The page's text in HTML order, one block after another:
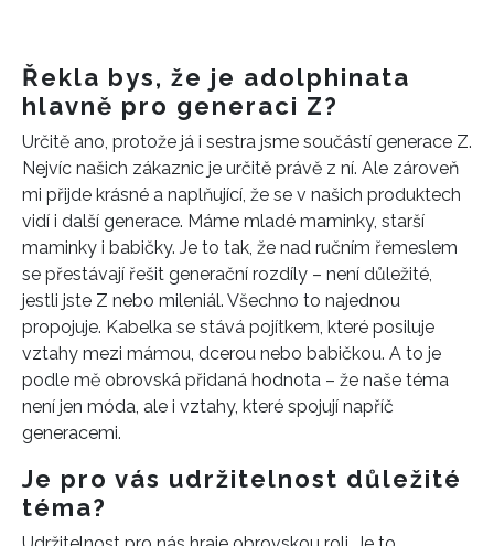
Řekla bys, že je adolphinata
hlavně pro generaci Z?
Určitě ano, protože já i sestra jsme součástí generace Z.
Nejvíc našich zákaznic je určitě právě z ní. Ale zároveň
mi přijde krásné a naplňující, že se v našich produktech
vidí i další generace. Máme mladé maminky, starší
maminky i babičky. Je to tak, že nad ručním řemeslem
se přestávají řešit generační rozdíly – není důležité,
jestli jste Z nebo mileniál. Všechno to najednou
propojuje. Kabelka se stává pojítkem, které posiluje
vztahy mezi mámou, dcerou nebo babičkou. A to je
podle mě obrovská přidaná hodnota – že naše téma
není jen móda, ale i vztahy, které spojují napříč
generacemi.
Je pro vás udržitelnost důležité
téma?